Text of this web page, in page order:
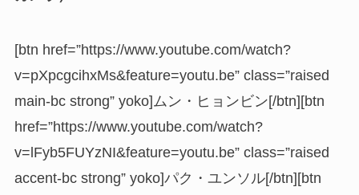
[btn href=”https://www.youtube.com/watch?
v=pXpcgcihxMs&feature=youtu.be” class=”raised
main-bc strong” yoko]ムン・ヒョンビン[/btn][btn
href=”https://www.youtube.com/watch?
v=lFyb5FUYzNI&feature=youtu.be” class=”raised
accent-bc strong” yoko]パク・ユンソル[/btn][btn